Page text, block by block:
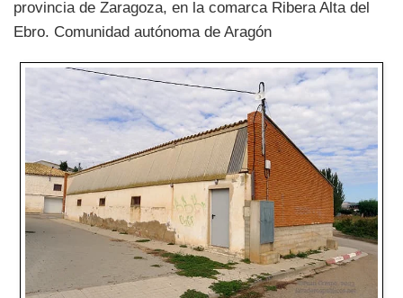
provincia de Zaragoza, en la comarca Ribera Alta del
Ebro. Comunidad autónoma de Aragón